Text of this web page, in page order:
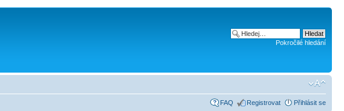
Pokročilé hledání
FAQ Registrovat Přihlásit se